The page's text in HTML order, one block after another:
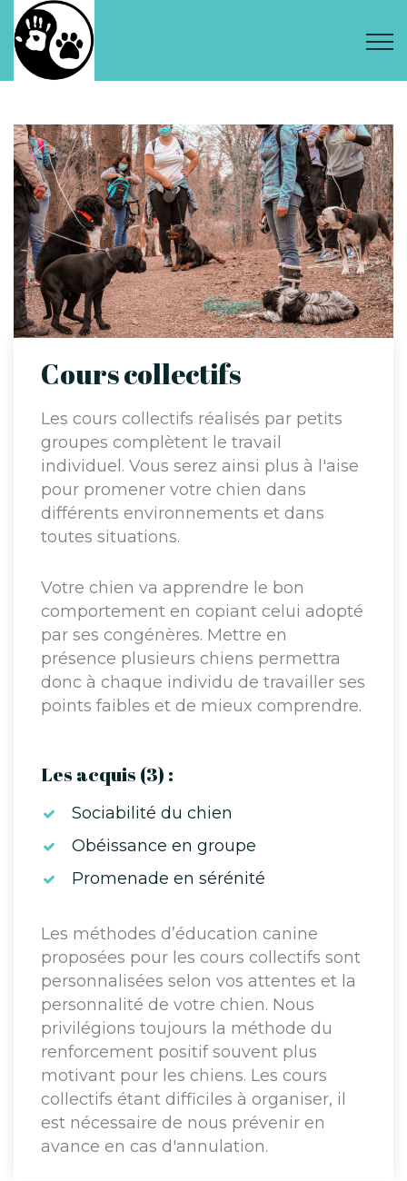
Cours collectifs
Les cours collectifs réalisés par petits
groupes complètent le travail
individuel. Vous serez ainsi plus à l'aise
pour promener votre chien dans
différents environnements et dans
toutes situations.
Votre chien va apprendre le bon
comportement en copiant celui adopté
par ses congénères. Mettre en
présence plusieurs chiens permettra
donc à chaque individu de travailler ses
points faibles et de mieux comprendre.
Les acquis (3) :
Sociabilité du chien
Obéissance en groupe
Promenade en sérénité
Les méthodes d’éducation canine
proposées pour les cours collectifs sont
personnalisées selon vos attentes et la
personnalité de votre chien. Nous
privilégions toujours la méthode du
renforcement positif souvent plus
motivant pour les chiens. Les cours
collectifs étant difficiles à organiser, il
est nécessaire de nous prévenir en
avance en cas d'annulation.